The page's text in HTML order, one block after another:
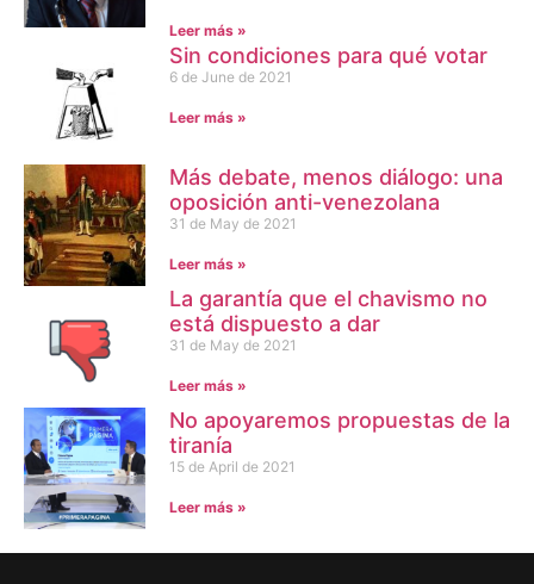
Leer más »
Sin condiciones para qué votar
6 de June de 2021
Leer más »
Más debate, menos diálogo: una
oposición anti-venezolana
31 de May de 2021
Leer más »
La garantía que el chavismo no
está dispuesto a dar
31 de May de 2021
Leer más »
No apoyaremos propuestas de la
tiranía
15 de April de 2021
Leer más »